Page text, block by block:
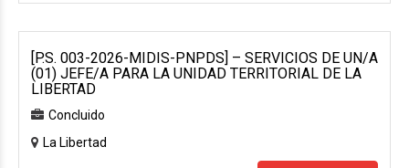
[P.S. 003-2026-MIDIS-PNPDS] – SERVICIOS DE UN/A
(01) JEFE/A PARA LA UNIDAD TERRITORIAL DE LA
LIBERTAD
Concluido
La Libertad